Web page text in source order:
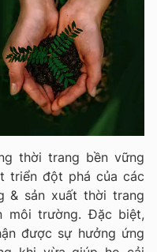
thời trang bền vững
triển đột phá của các
& sản xuất thời trang
môi trường. Đặc biệt,
được sự hưởng ứng